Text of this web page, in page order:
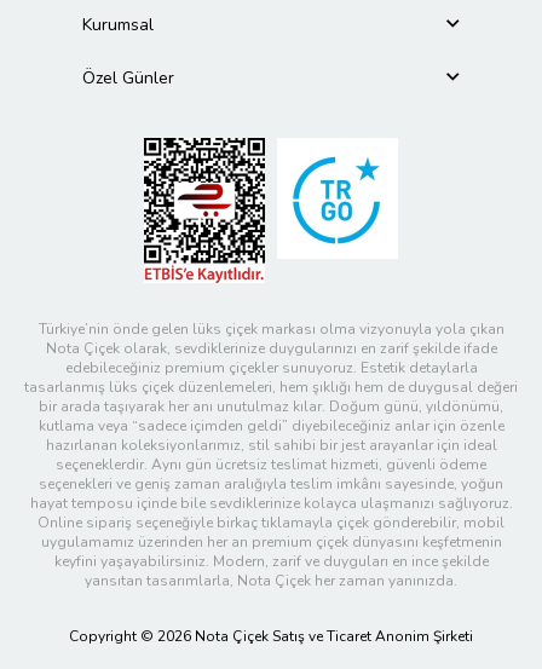
Kurumsal
Özel Günler
Türkiye’nin önde gelen lüks çiçek markası olma vizyonuyla yola çıkan
Nota Çiçek olarak, sevdiklerinize duygularınızı en zarif şekilde ifade
edebileceğiniz premium çiçekler sunuyoruz. Estetik detaylarla
tasarlanmış lüks çiçek düzenlemeleri, hem şıklığı hem de duygusal değeri
bir arada taşıyarak her anı unutulmaz kılar. Doğum günü, yıldönümü,
kutlama veya “sadece içimden geldi” diyebileceğiniz anlar için özenle
hazırlanan koleksiyonlarımız, stil sahibi bir jest arayanlar için ideal
seçeneklerdir. Aynı gün ücretsiz teslimat hizmeti, güvenli ödeme
seçenekleri ve geniş zaman aralığıyla teslim imkânı sayesinde, yoğun
hayat temposu içinde bile sevdiklerinize kolayca ulaşmanızı sağlıyoruz.
Online sipariş seçeneğiyle birkaç tıklamayla çiçek gönderebilir, mobil
uygulamamız üzerinden her an premium çiçek dünyasını keşfetmenin
keyfini yaşayabilirsiniz. Modern, zarif ve duyguları en ince şekilde
yansıtan tasarımlarla, Nota Çiçek her zaman yanınızda.
Copyright © 2026 Nota Çiçek Satış ve Ticaret Anonim Şirketi